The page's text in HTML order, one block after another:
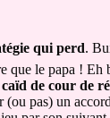
qui perd.
le papa ! Eh
de cour de
pas) un